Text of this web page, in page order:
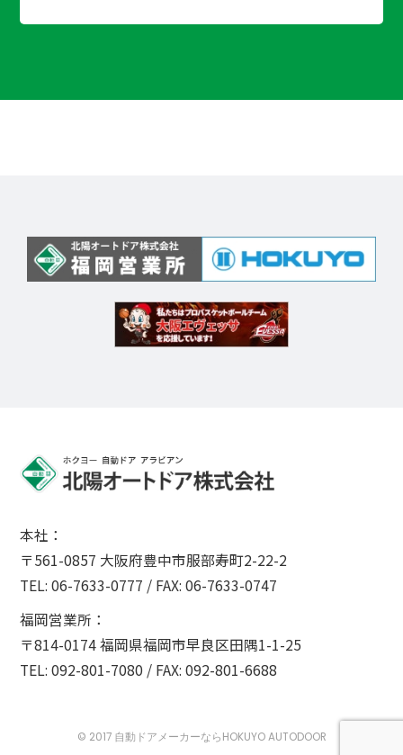
本社：
〒561-0857 大阪府豊中市服部寿町2-22-2
TEL: 06-7633-0777 / FAX: 06-7633-0747
福岡営業所：
〒814-0174 福岡県福岡市早良区田隅1-1-25
TEL: 092-801-7080 / FAX: 092-801-6688
© 2017 自動ドアメーカーならHOKUYO AUTODOOR